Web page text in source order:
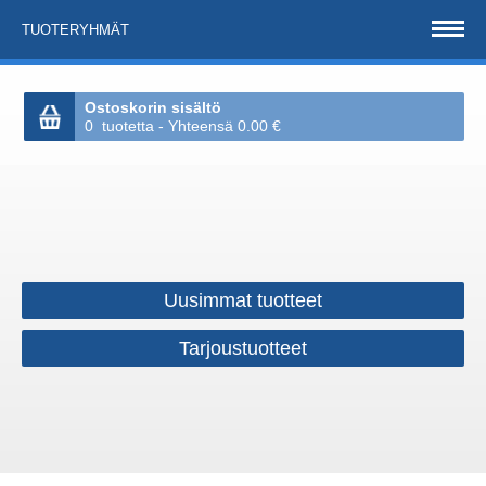
TUOTERYHMÄT
Ostoskorin sisältö
0 tuotetta - Yhteensä 0.00 €
Uusimmat tuotteet
Tarjoustuotteet